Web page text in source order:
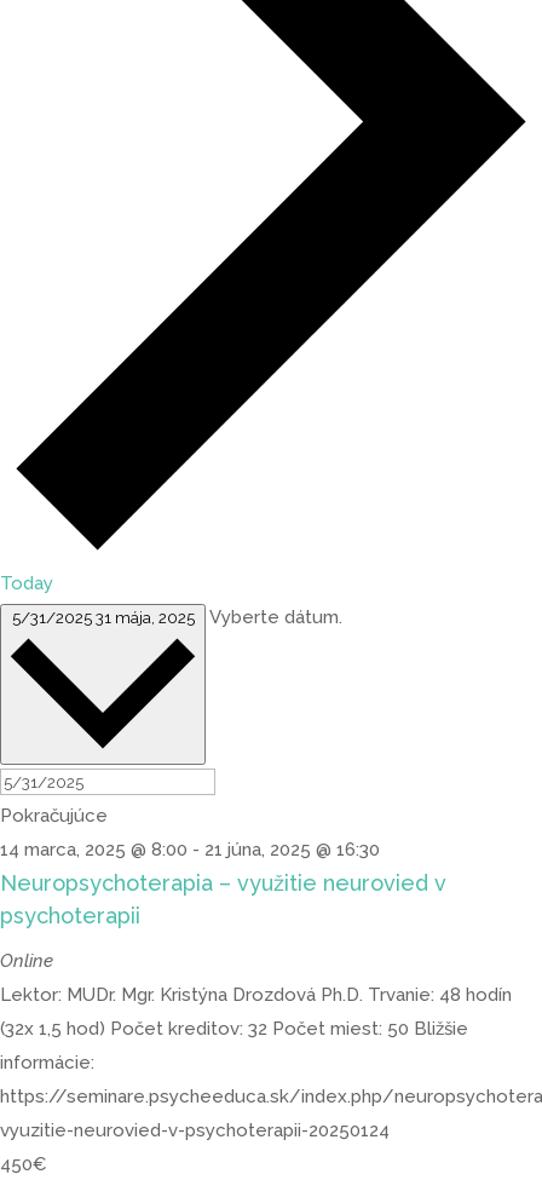
Today
5/31/202531 mája, 2025 Vyberte dátum.
Pokračujúce
14 marca, 2025 @ 8:00 - 21 júna, 2025 @ 16:30
Neuropsychoterapia – využitie neurovied v
psychoterapii
Online
Lektor: MUDr. Mgr. Kristýna Drozdová Ph.D. Trvanie: 48 hodín
(32x 1,5 hod) Počet kreditov: 32 Počet miest: 50 Bližšie
informácie:
https://seminare.psycheeduca.sk/index.php/
vyuzitie-neurovied-v-psychoterapii-20250124
450€